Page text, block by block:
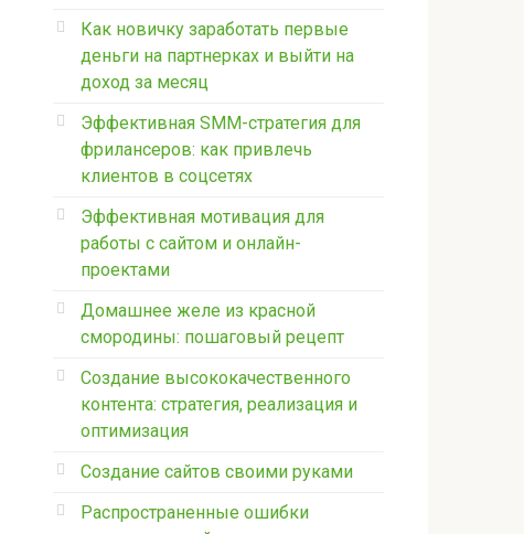
Как новичку заработать первые
деньги на партнерках и выйти на
доход за месяц
Эффективная SMM-стратегия для
фрилансеров: как привлечь
клиентов в соцсетях
Эффективная мотивация для
работы с сайтом и онлайн-
проектами
Домашнее желе из красной
смородины: пошаговый рецепт
Создание высококачественного
контента: стратегия, реализация и
оптимизация
Создание сайтов своими руками
Распространенные ошибки